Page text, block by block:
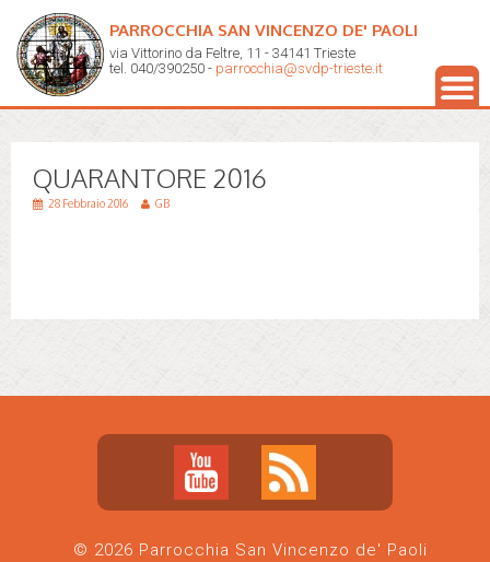
PARROCCHIA SAN VINCENZO DE' PAOLI
via Vittorino da Feltre, 11 - 34141 Trieste
tel. 040/390250 - parrocchia@svdp-trieste.it
QUARANTORE 2016
28 Febbraio 2016 GB
© 2026 Parrocchia San Vincenzo de' Paoli